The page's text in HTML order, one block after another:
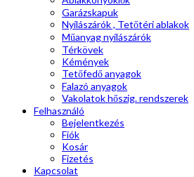
Garázskapuk
Nyílászárók , Tetőtéri ablakok
Műanyag nyílászárók
Térkövek
Kémények
Tetőfedő anyagok
Falazó anyagok
Vakolatok hőszig. rendszerek
Felhasználó
Bejelentkezés
Fiók
Kosár
Fizetés
Kapcsolat